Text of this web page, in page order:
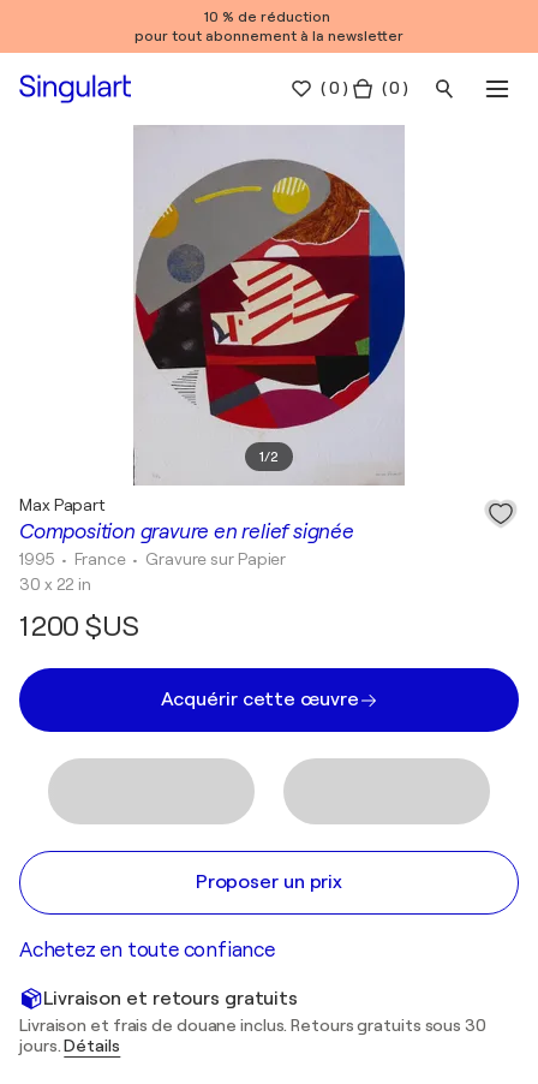
10 % de réduction
pour tout abonnement à la newsletter
(0 ) ( 0 )
1/2
Composition gravure en relief signée
Max Papart
1995 • France • Gravure sur Papier
30 x 22 in
1 200 $US
Acquérir cette œuvre
Proposer un prix
Achetez en toute confiance
Livraison et retours gratuits
Livraison et frais de douane inclus. Retours gratuits sous 30
jours.Détails